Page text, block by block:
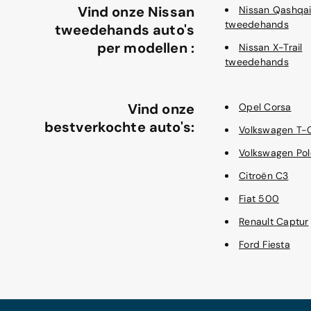
Vind onze Nissan
tweedehands auto's
per modellen :
Nissan Qashqai
tweedehands
Nissan X-Trail
tweedehands
Vind onze
bestverkochte auto's:
Opel Corsa
Volkswagen T-
Volkswagen
Citroën C3
Fiat 500
Renault Captur
Ford Fiesta